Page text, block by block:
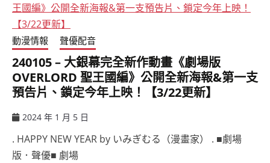
動漫情報 聲優配音
240105 – 大銀幕完全新作動畫《劇場版
OVERLORD 聖王國編》公開全新海報&第一支
預告片、鎖定今年上映！【3/22更新】
2024 年 1 月 5 日
. HAPPY NEW YEAR by いみぎむる（漫畫家） . ■劇場
版．聲優■ 劇場